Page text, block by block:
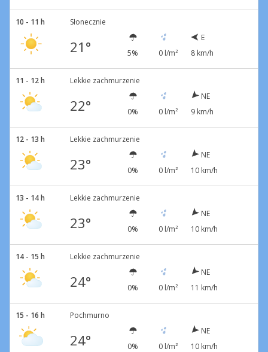
10 - 11 h Słonecznie
21° 5% 0 l/m²
E
8 km/h
11 - 12 h Lekkie zachmurzenie
22° 0% 0 l/m²
NE
9 km/h
12 - 13 h Lekkie zachmurzenie
23° 0% 0 l/m²
NE
10 km/h
13 - 14 h Lekkie zachmurzenie
23° 0% 0 l/m²
NE
10 km/h
14 - 15 h Lekkie zachmurzenie
24° 0% 0 l/m²
NE
11 km/h
15 - 16 h Pochmurno
24° 0% 0 l/m²
NE
10 km/h